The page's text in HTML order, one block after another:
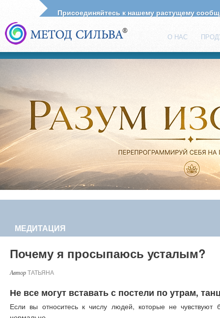
О НАС
Присоединяйтесь к нашему растущему
МЕДИТАЦИЯ
Почему я просыпаюсь усталым?
ТАТЬЯНА
Не все могут вставать с постели по утрам,
Если вы относитесь к числу людей, которые не чувствуют